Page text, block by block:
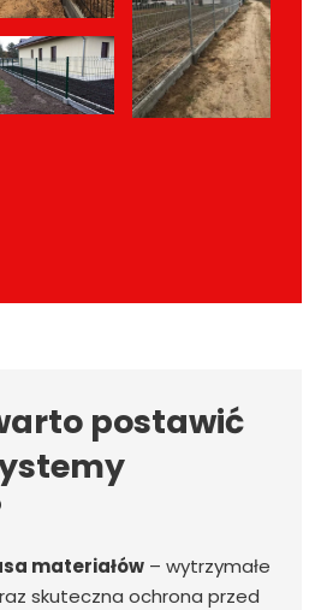
postawić
materiałów – wytrzymałe
skuteczna ochrona przed